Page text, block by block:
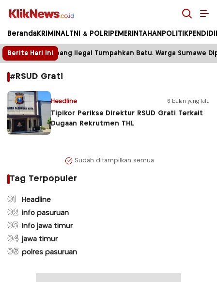
Kliknews.co.id
Beranda KRIMINAL TNI & POLRI PEMERINTAHAN POLITIK
Berita Hari Ini
Truk Tambang ilegal Tumpahkan Batu, Warga Sumawe
#RSUD Grati
Headline 6 bulan yang lalu
Tipikor Periksa Direktur RSUD Grati Terkait
Dugaan Rekrutmen THL
Sudah ditampilkan semua
Tag Terpopuler
01 Headline
02 info pasuruan
03 Info jawa timur
04 jawa timur
05 polres pasuruan